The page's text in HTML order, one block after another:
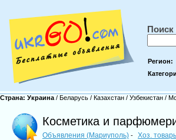
Регион:
Страна: Украина / Беларусь / Казахстан / Узбекистан /
Косметика и
Объявления (Мариуполь) - Хоз.